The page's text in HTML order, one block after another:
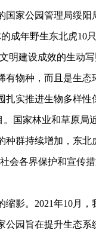
家公园管理局绥阳
成年野生东北虎10
明建设成效的生动写
有物种，而且是生态
扎实推进生物多样性
国家林业和草原局
种群持续增加，东北
会各界保护和宣传
影。2021年10月，
园旨在提升生态系